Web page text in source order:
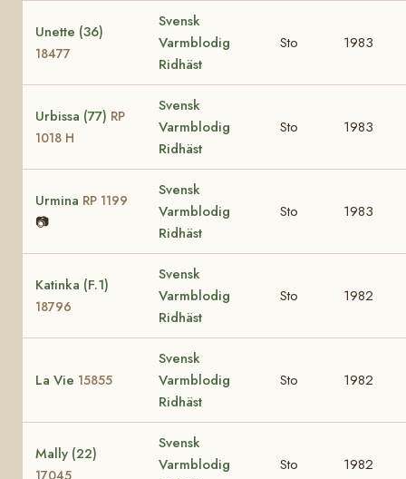
Unette (36)
18477
Svensk
Varmblodig
Ridhäst
Sto 1983
Urbissa (77) RP
1018 H
Svensk
Varmblodig
Ridhäst
Sto 1983
Urmina RP 1199
📷
Svensk
Varmblodig
Ridhäst
Sto 1983
Katinka (F.1)
18796
Svensk
Varmblodig
Ridhäst
Sto 1982
La Vie 15855
Svensk
Varmblodig
Ridhäst
Sto 1982
Mally (22)
17045
Svensk
Varmblodig
Sto 1982